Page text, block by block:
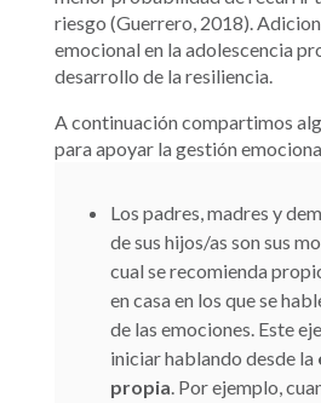
riesgo (Guerrero, 2018).
emocional en la adolescencia
desarrollo de la resiliencia.
A continuación compartimos
para apoyar la gestión
Los padres, madres y
de sus hijos/as son sus
cual se recomienda
en casa en los que se
de las emociones. Este
iniciar hablando desde la
propia. Por ejemplo,